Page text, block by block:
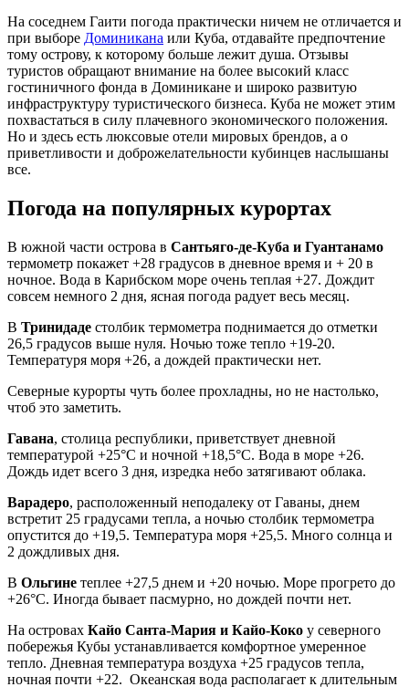
На соседнем Гаити погода практически ничем не отличается и
при выборе Доминикана или Куба, отдавайте предпочтение
тому острову, к которому больше лежит душа. Отзывы
туристов обращают внимание на более высокий класс
гостиничного фонда в Доминикане и широко развитую
инфраструктуру туристического бизнеса. Куба не может этим
похвастаться в силу плачевного экономического положения.
Но и здесь есть люксовые отели мировых брендов, а о
приветливости и доброжелательности кубинцев наслышаны
все.
Погода на популярных курортах
В южной части острова в Сантьяго-де-Куба и Гуантанамо
термометр покажет +28 градусов в дневное время и + 20 в
ночное. Вода в Карибском море очень теплая +27. Дождит
совсем немного 2 дня, ясная погода радует весь месяц.
В Тринидаде столбик термометра поднимается до отметки
26,5 градусов выше нуля. Ночью тоже тепло +19-20.
Температуря моря +26, а дождей практически нет.
Северные курорты чуть более прохладны, но не настолько,
чтоб это заметить.
Гавана, столица республики, приветствует дневной
температурой +25°C и ночной +18,5°C. Вода в море +26.
Дождь идет всего 3 дня, изредка небо затягивают облака.
Варадеро, расположенный неподалеку от Гаваны, днем
встретит 25 градусами тепла, а ночью столбик термометра
опустится до +19,5. Температура моря +25,5. Много солнца и
2 дождливых дня.
В Ольгине теплее +27,5 днем и +20 ночью. Море прогрето до
+26°C. Иногда бывает пасмурно, но дождей почти нет.
На островах Кайо Санта-Мария и Кайо-Коко у северного
побережья Кубы устанавливается комфортное умеренное
тепло. Дневная температура воздуха +25 градусов тепла,
ночная почти +22. Океанская вода располагает к длительным